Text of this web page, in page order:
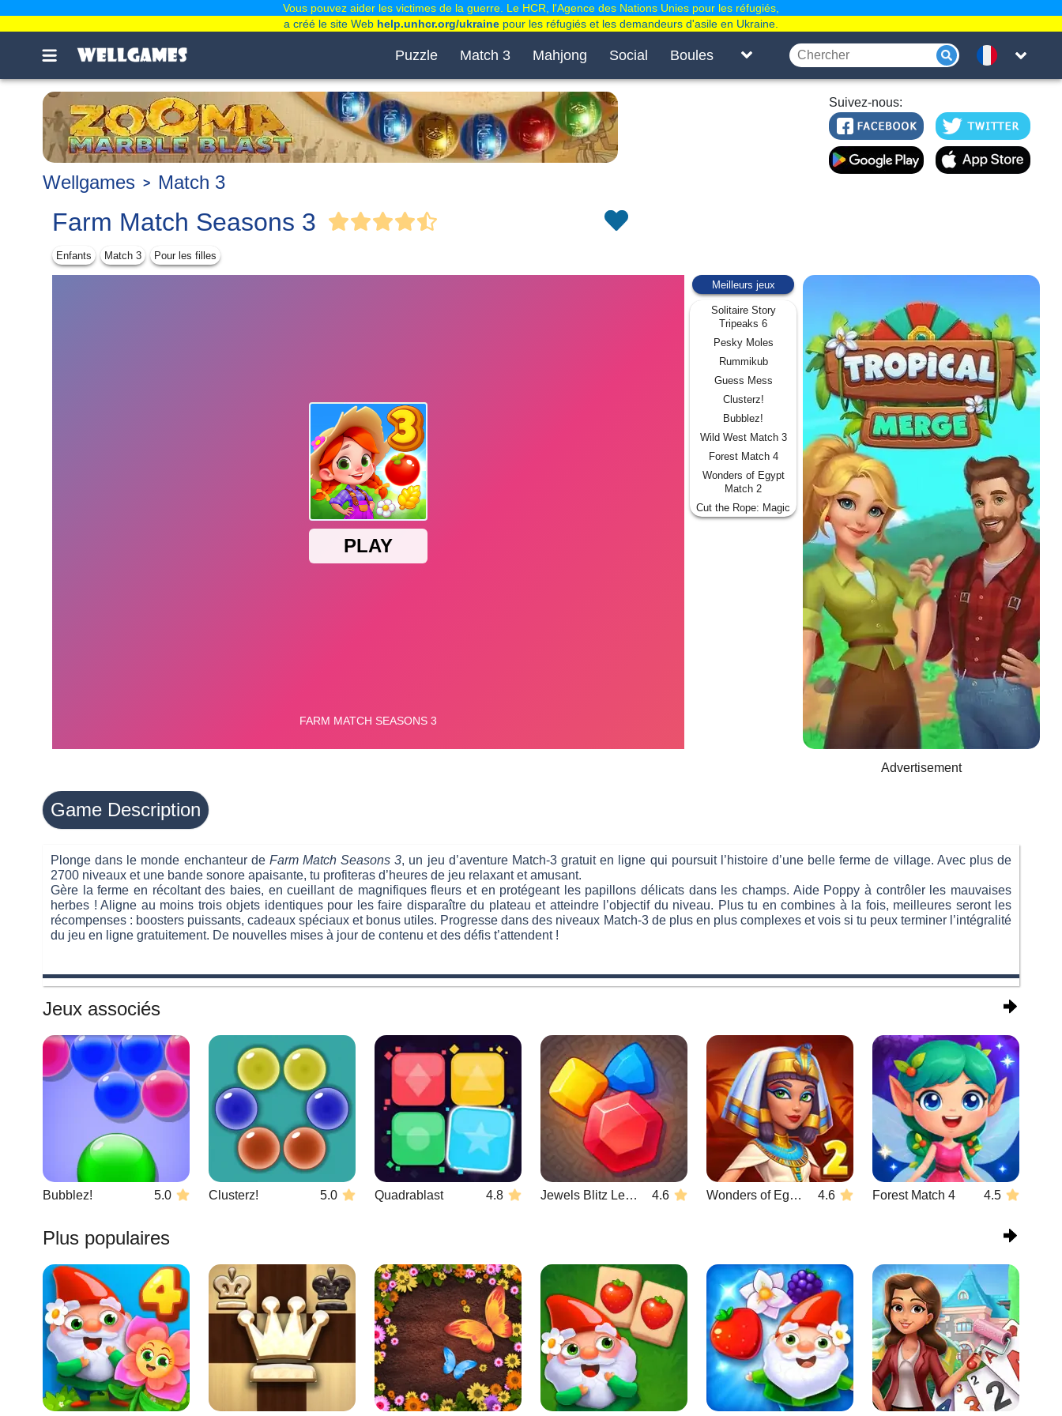
Puzzle Match 3 Mahjong Social Boules
Suivez-nous:
Wellgames Match 3
Farm Match Seasons 3
Enfants Match 3 Pour les filles
Meilleurs jeux
Solitaire Story
Tripeaks 6
Pesky Moles
Rummikub
Guess Mess
Clusterz!
Bubblez!
Wild West Match 3
Forest Match 4
Wonders of Egypt
Match 2
Cut the Rope: Magic
Advertisement
Game Description
Plonge dans le monde enchanteur de Farm Match Seasons 3, un jeu d’aventure Match-3 gratuit en ligne qui poursuit l’histoire d’une belle ferme de village. Avec plus de
2700 niveaux et une bande sonore apaisante, tu profiteras d’heures de jeu relaxant et amusant.
Gère la ferme en récoltant des baies, en cueillant de magnifiques fleurs et en protégeant les papillons délicats dans les champs. Aide Poppy à contrôler les mauvaises
herbes ! Aligne au moins trois objets identiques pour les faire disparaître du plateau et atteindre l’objectif du niveau. Plus tu en combines à la fois, meilleures seront les
récompenses : boosters puissants, cadeaux spéciaux et bonus utiles. Progresse dans des niveaux Match-3 de plus en plus complexes et vois si tu peux terminer l’intégralité
du jeu en ligne gratuitement. De nouvelles mises à jour de contenu et des défis t’attendent !
Jeux associés
Bubblez! 5.0 Clusterz! 5.0 Quadrablast 4.8 Jewels Blitz Legends 4.6 Wonders of Egypt Match 2 4.6 Forest Match 4 4.5
Plus populaires
Vous pouvez aider les victimes de la guerre. Le HCR, l'Agence des Nations Unies pour les réfugiés,
a créé le site Web help.unhcr.org/ukraine pour les réfugiés et les demandeurs d'asile en Ukraine.